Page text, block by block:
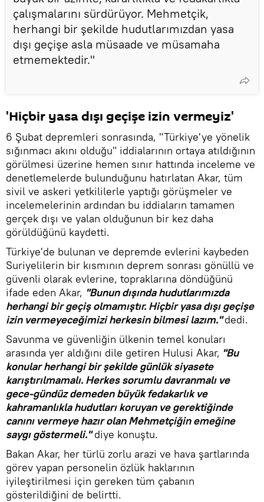
çalışmalarını sürdürüyor. Mehmetçik,
herhangi bir şekilde hudutlarımızdan yasa
dışı geçişe asla müsaade ve müsamaha
etmemektedir."
'Hiçbir yasa dışı geçişe izin vermeyiz'
6 Şubat depremleri sonrasında, "Türkiye'ye yönelik
sığınmacı akını olduğu" iddialarının ortaya atıldığının
görülmesi üzerine hemen sınır hattında inceleme ve
denetlemelerde bulunduğunu hatırlatan Akar, tüm
sivil ve askeri yetkililerle yaptığı görüşmeler ve
incelemelerinin ardından bu iddiaların tamamen
gerçek dışı ve yalan olduğunun bir kez daha
görüldüğünü kaydetti.
Türkiye'de bulunan ve depremde evlerini kaybeden
Suriyelilerin bir kısmının deprem sonrası gönüllü ve
güvenli olarak evlerine, topraklarına döndüğünü
ifade eden Akar, "Bunun dışında hudutlarımızda
herhangi bir geçiş olmamıştır. Hiçbir yasa dışı geçişe
izin vermeyeceğimizi herkesin bilmesi lazım."dedi.
Savunma ve güvenliğin ülkenin temel konuları
arasında yer aldığını dile getiren Hulusi Akar, "Bu
konular herhangi bir şekilde günlük siyasete
karıştırılmamalı. Herkes sorumlu davranmalı ve
gece-gündüz demeden büyük fedakarlık ve
kahramanlıkla hudutları koruyan ve gerektiğinde
canını vermeye hazır olan Mehmetçiğin emeğine
saygı göstermeli."diye konuştu.
Bakan Akar, her türlü zorlu arazi ve hava şartlarında
görev yapan personelin özlük haklarının
iyileştirilmesi için gereken tüm çabanın
gösterildiğini de belirtti.